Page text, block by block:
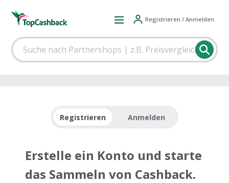
Registrieren / Anmelden
Registrieren Anmelden
Erstelle ein Konto und starte
das Sammeln von Cashback.